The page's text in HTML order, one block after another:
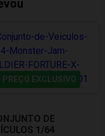
PREÇO EXCLUSIVO
DE
1/64